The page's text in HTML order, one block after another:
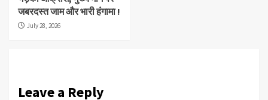
जबरदस्त जाम और भारी हंगामा !
July 28, 2026
Leave a Reply